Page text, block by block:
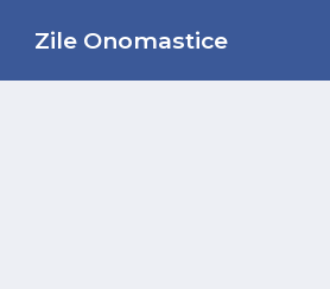
Zile Onomastice